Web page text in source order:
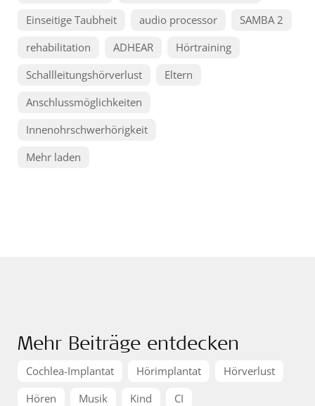
Einseitige Taubheit
audio processor
SAMBA 2
rehabilitation
ADHEAR
Hörtraining
Schallleitungshörverlust
Eltern
Anschlussmöglichkeiten
Innenohrschwerhörigkeit
Mehr laden
Mehr Beiträge entdecken
Cochlea-Implantat Hörimplantat
Hörverlust
Hören
Musik Kind CI